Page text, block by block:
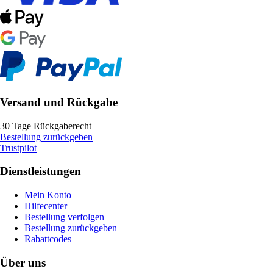
Versand und Rückgabe
30 Tage Rückgaberecht
Bestellung zurückgeben
Trustpilot
Dienstleistungen
Mein Konto
Hilfecenter
Bestellung verfolgen
Bestellung zurückgeben
Rabattcodes
Über uns